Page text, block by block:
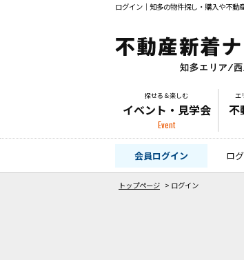
ログイン｜知多の物件探し・購入や不動
探せる＆楽しむ
イベント・見学会
Event
エ
不
会員ログイン
ロ
トップページ > ログイン